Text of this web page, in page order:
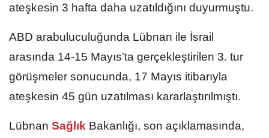
ateşkesin 3 hafta daha uzatıldığını duyurmuştu.
ABD arabuluculuğunda Lübnan ile İsrail
arasında 14-15 Mayıs'ta gerçekleştirilen 3. tur
görüşmeler sonucunda, 17 Mayıs itibarıyla
ateşkesin 45 gün uzatılması kararlaştırılmıştı.
Lübnan Sağlık Bakanlığı, son açıklamasında,